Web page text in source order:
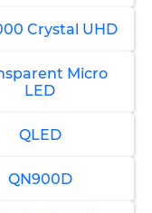
Crystal UHD
Micro
LED
QLED
QN900D